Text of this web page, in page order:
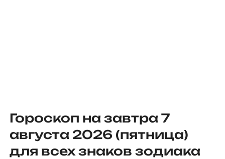
Гороскоп на завтра 7
августа 2026 (пятница)
для всех знаков зодиака